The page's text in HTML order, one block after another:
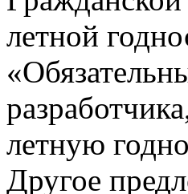
летной
летную
Другое